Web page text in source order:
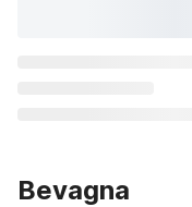
Bevagna